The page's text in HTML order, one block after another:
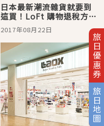
旅日優惠券
旅日地圖
日本最新潮流雜貨就要到
這買！LoFt 購物退稅方法
與常見問題
2017年08月22日